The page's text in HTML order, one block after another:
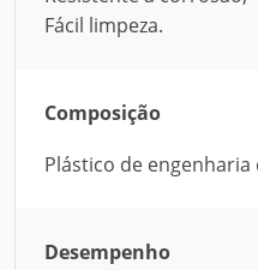
Fácil limpeza.
Composição
Plástico de
Desempenho